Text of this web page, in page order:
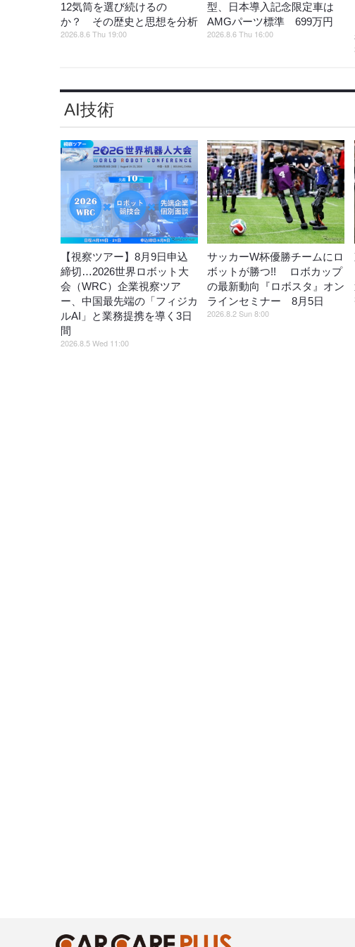
12気筒を選び続けるの
か？ その歴史と思想を分析
2026.8.6 Thu 19:00
型、日本導入記念限定車は
AMGパーツ標準 699万円
2026.8.6 Thu 16:00
AI技術
【視察ツアー】8月9日申込
締切…2026世界ロボット大
会（WRC）企業視察ツア
ー、中国最先端の「フィジカ
ルAI」と業務提携を導く3日
間
2026.8.5 Wed 11:00
サッカーW杯優勝チームにロ
ボットが勝つ!! ロボカップ
の最新動向『ロボスタ』オン
ラインセミナー 8月5日
2026.8.2 Sun 8:00